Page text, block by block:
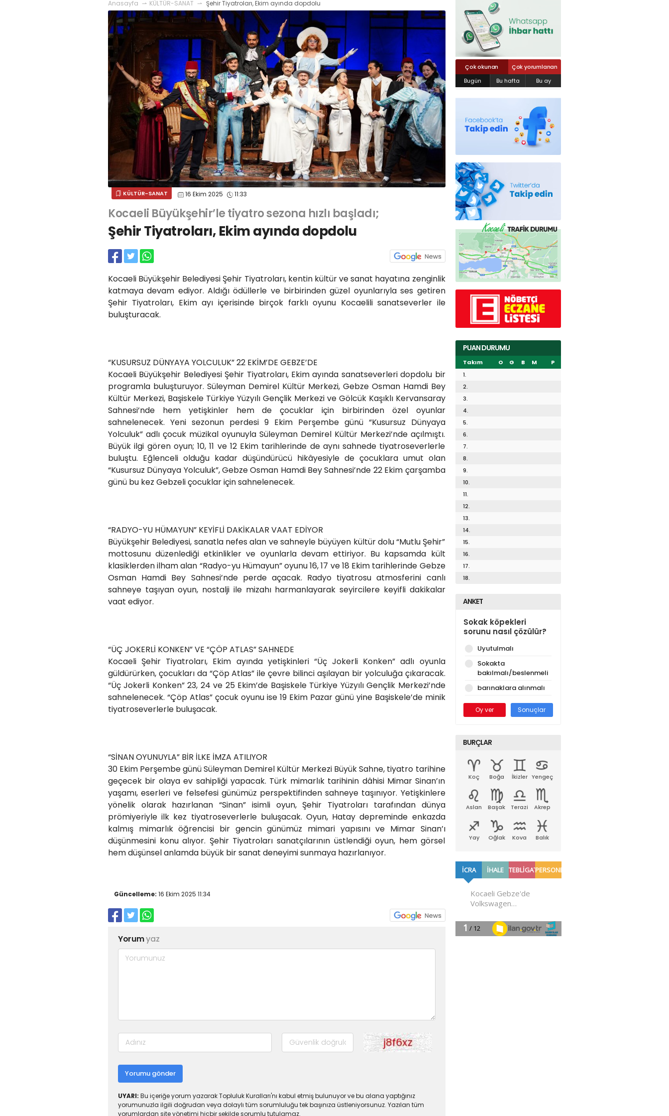
Anasayfa KÜLTÜR-SANAT Şehir Tiyatroları, Ekim ayında dopdolu
KÜLTÜR-SANAT 16 Ekim 2025 11:33
Kocaeli Büyükşehir’le tiyatro sezona hızlı başladı;
Şehir Tiyatroları, Ekim ayında dopdolu
Kocaeli Büyükşehir Belediyesi Şehir Tiyatroları, kentin kültür ve sanat hayatına zenginlik
katmaya devam ediyor. Aldığı ödüllerle ve birbirinden güzel oyunlarıyla ses getiren
Şehir Tiyatroları, Ekim ayı içerisinde birçok farklı oyunu Kocaelili sanatseverler ile
buluşturacak.
“KUSURSUZ DÜNYAYA YOLCULUK” 22 EKİM’DE GEBZE’DE
Kocaeli Büyükşehir Belediyesi Şehir Tiyatroları, Ekim ayında sanatseverleri dopdolu bir
programla buluşturuyor. Süleyman Demirel Kültür Merkezi, Gebze Osman Hamdi Bey
Kültür Merkezi, Başiskele Türkiye Yüzyılı Gençlik Merkezi ve Gölcük Kaşıklı Kervansaray
Sahnesi’nde hem yetişkinler hem de çocuklar için birbirinden özel oyunlar
sahnelenecek. Yeni sezonun perdesi 9 Ekim Perşembe günü “Kusursuz Dünyaya
Yolculuk” adlı çocuk müzikal oyunuyla Süleyman Demirel Kültür Merkezi’nde açılmıştı.
Büyük ilgi gören oyun; 10, 11 ve 12 Ekim tarihlerinde de aynı sahnede tiyatroseverlerle
buluştu. Eğlenceli olduğu kadar düşündürücü hikâyesiyle de çocuklara umut olan
“Kusursuz Dünyaya Yolculuk”, Gebze Osman Hamdi Bey Sahnesi’nde 22 Ekim çarşamba
günü bu kez Gebzeli çocuklar için sahnelenecek.
“RADYO-YU HÜMAYUN” KEYİFLİ DAKİKALAR VAAT EDİYOR
Büyükşehir Belediyesi, sanatla nefes alan ve sahneyle büyüyen kültür dolu “Mutlu Şehir”
mottosunu düzenlediği etkinlikler ve oyunlarla devam ettiriyor. Bu kapsamda kült
klasiklerden ilham alan “Radyo-yu Hümayun” oyunu 16, 17 ve 18 Ekim tarihlerinde Gebze
Osman Hamdi Bey Sahnesi’nde perde açacak. Radyo tiyatrosu atmosferini canlı
sahneye taşıyan oyun, nostalji ile mizahı harmanlayarak seyircilere keyifli dakikalar
vaat ediyor.
“ÜÇ JOKERLİ KONKEN” VE “ÇÖP ATLAS” SAHNEDE
Kocaeli Şehir Tiyatroları, Ekim ayında yetişkinleri “Üç Jokerli Konken” adlı oyunla
güldürürken, çocukları da “Çöp Atlas” ile çevre bilinci aşılayan bir yolculuğa çıkaracak.
“Üç Jokerli Konken” 23, 24 ve 25 Ekim’de Başiskele Türkiye Yüzyılı Gençlik Merkezi’nde
sahnelenecek. “Çöp Atlas” çocuk oyunu ise 19 Ekim Pazar günü yine Başiskele’de minik
tiyatroseverlerle buluşacak.
“SİNAN OYUNUYLA” BİR İLKE İMZA ATILIYOR
30 Ekim Perşembe günü Süleyman Demirel Kültür Merkezi Büyük Sahne, tiyatro tarihine
geçecek bir olaya ev sahipliği yapacak. Türk mimarlık tarihinin dâhisi Mimar Sinan’ın
yaşamı, eserleri ve felsefesi günümüz perspektifinden sahneye taşınıyor. Yetişkinlere
yönelik olarak hazırlanan “Sinan” isimli oyun, Şehir Tiyatroları tarafından dünya
prömiyeriyle ilk kez tiyatroseverlerle buluşacak. Oyun, Hatay depreminde enkazda
kalmış mimarlık öğrencisi bir gencin günümüz mimari yapısını ve Mimar Sinan’ı
düşünmesini konu alıyor. Şehir Tiyatroları sanatçılarının üstlendiği oyun, hem görsel
hem düşünsel anlamda büyük bir sanat deneyimi sunmaya hazırlanıyor.
Güncelleme: 16 Ekim 2025 11:34
Yorumyaz
Yorumu gönder
UYARI: Bu içeriğe yorum yazarak Topluluk Kuralları'nı kabul etmiş bulunuyor ve bu alana yaptığınız
yorumunuzla ilgili doğrudan veya dolaylı tüm sorumluluğu tek başınıza üstleniyorsunuz. Yazılan tüm
yorumlardan site yönetimi hiçbir şekilde sorumlu tutulamaz.
Çok okunan
Çok yorumlanan
Bugün
Bu hafta Bu ay
PUAN DURUMU
Takım O G B M
P
1.
2.
3.
4.
5.
6.
7.
8.
9.
10.
11.
12.
13.
14.
15.
16.
17.
18.
ANKET
Sokak köpekleri
sorunu nasıl çözülür?
Uyutulmalı
Sokakta
bakılmalı/beslenmeli
barınaklara alınmalı
Oy ver Sonuçlar
BURÇLAR
Koç Boğa İkizler Yengeç
Aslan Başak Terazi Akrep
Yay Oğlak Kova Balık
Yahya Kaptan Mahallesi Akkavaklar
Caddesi No:17/4 İzmit-KOCAELİ